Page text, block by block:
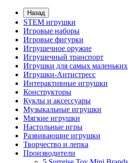
Назад
STEM игрушки
Игровые наборы
Игровые фигурки
Игрушечное оружие
Игрушечный транспорт
Игрушки для самых маленьких
Игрушки-Антистресс
Интерактивные игрушки
Конструкторы
Куклы и аксессуары
Музыкальные игрушки
Мягкие игрушки
Настольные игры
Развивающие игрушки
Творчество и лепка
Производители